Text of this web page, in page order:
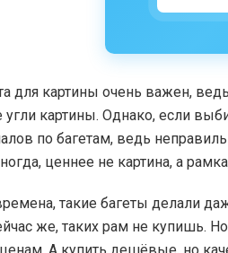
для картины очень важен,
картины. Однако, если
по багетам, ведь
ценнее не картина, а
такие багеты делали
же, таких рам не купишь.